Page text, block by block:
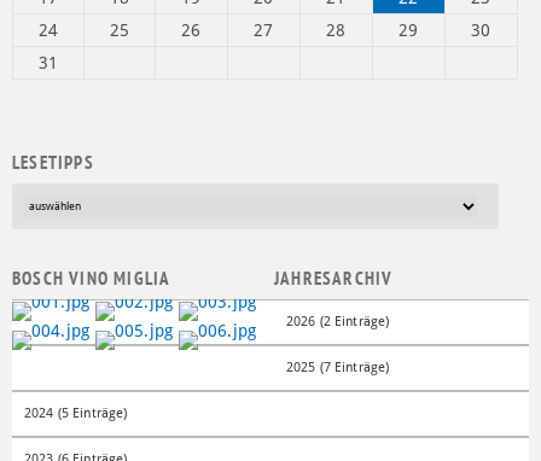
1
2
3
24
LESETIPPS
BOSCH VINO MIGLIA JAHRESARCHIV
2026 (2 Einträge)